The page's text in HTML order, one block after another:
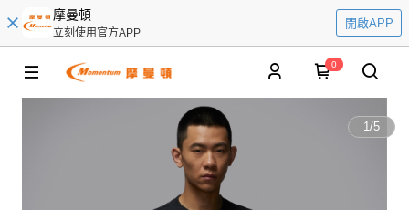
摩曼頓
立刻使用官方APP
開啟APP
0
1/5